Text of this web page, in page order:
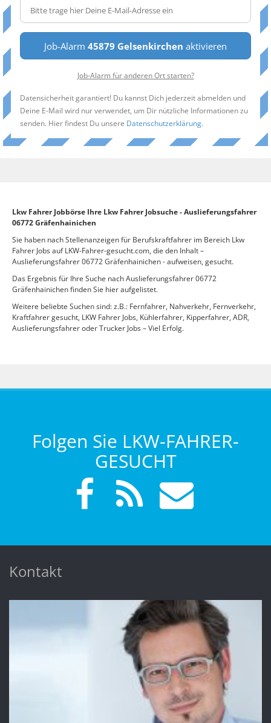
Job-Alarm 45879 Gelsenkirchen aktivieren
Job-Alarm für anderen Ort starten?
Datensicherheit garantiert! Du kannst Dich jederzeit abmelden und
Deine E-Mail wird nur verwendet, um Dir nützliche Informationen zu
senden. Hier findest Du unsere Datenschutzerklärung.
Lkw Fahrer Jobbörse Ihre Lkw Fahrer Jobsuche - Auslieferungsfahrer
06772 Gräfenhainichen
Sie haben nach Stellenanzeigen für Berufskraftfahrer im Bereich Lkw
Fahrer Jobs auf LKW-Fahrer-gesucht.com, die den Inhalt –
Auslieferungsfahrer 06772 Gräfenhainichen - aufweisen, gesucht.
Das Ergebnis für Ihre Suche nach Auslieferungsfahrer 06772
Gräfenhainichen finden Sie hier aufgelistet.
Weitere beliebte Suchen sind: z.B.: Fernfahrer, Nahverkehr, Fernverkehr,
Kraftfahrer gesucht, LKW Fahrer Jobs, Kühlerfahrer, Kipperfahrer, ADR,
Auslieferungsfahrer oder Trucker Jobs – Viel Erfolg.
Folgen Sie LKW-FAHRER-
GESUCHT
Kontakt